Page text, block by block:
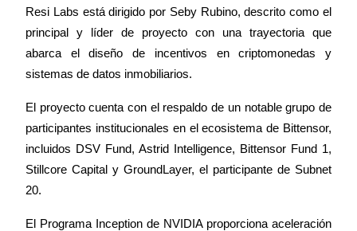
Register & Trade to Win 500,000 USDT
Trade Gold & Silver · 33,333 USDT Bonus
USDT Flexible Staking | Daily Rewards
Resi Labs está dirigido por Seby Rubino, descrito como el
principal y líder de proyecto con una trayectoria que
abarca el diseño de incentivos en criptomonedas y
sistemas de datos inmobiliarios.
El proyecto cuenta con el respaldo de un notable grupo de
participantes institucionales en el ecosistema de Bittensor,
incluidos DSV Fund, Astrid Intelligence, Bittensor Fund 1,
Stillcore Capital y GroundLayer, el participante de Subnet
20.
El Programa Inception de NVIDIA proporciona aceleración